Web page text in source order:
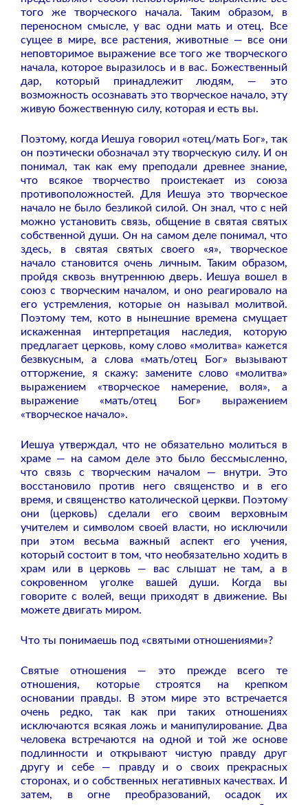
того же творческого начала. Таким образом, в
переносном смысле, у вас одни мать и отец. Все
сущее в мире, все растения, животные — все они
неповторимое выражение все того же творческого
начала, которое выразилось и в вас. Божественный
дар, который принадлежит людям, — это
возможность осознавать это творческое начало, эту
живую божественную силу, которая и есть вы.
Поэтому, когда Иешуа говорил «отец/мать Бог», так
он поэтически обозначал эту творческую силу. И он
понимал, так как ему преподали древнее знание,
что всякое творчество проистекает из союза
противоположностей. Для Иешуа это творческое
начало не было безликой силой. Он знал, что с ней
можно установить связь, общение в святая святых
собственной души. Он на самом деле понимал, что
здесь, в святая святых своего «я», творческое
начало становится очень личным. Таким образом,
пройдя сквозь внутреннюю дверь. Иешуа вошел в
союз с творческим началом, и оно реагировало на
его устремления, которые он называл молитвой.
Поэтому тем, кото в нынешние времена смущает
искаженная интерпретация наследия, которую
предлагает церковь, кому слово «молитва» кажется
безвкусным, а слова «мать/отец Бог» вызывают
отторжение, я скажу: замените слово «молитва»
выражением «творческое намерение, воля», а
выражение «мать/отец Бог» выражением
«творческое начало».
Иешуа утверждал, что не обязательно молиться в
храме — на самом деле это было бессмысленно,
что связь с творческим началом — внутри. Это
восстановило против него священство и в его
время, и священство католической церкви. Поэтому
они (церковь) сделали его своим верховным
учителем и символом своей власти, но исключили
при этом весьма важный аспект его учения,
который состоит в том, что необязательно ходить в
храм или в церковь — вас слышат не там, а в
сокровенном уголке вашей души. Когда вы
говорите с волей, вещи приходят в движение. Вы
можете двигать миром.
Что ты понимаешь под «святыми отношениями»?
Святые отношения — это прежде всего те
отношения, которые строятся на крепком
основании правды. В этом мире это встречается
очень редко, так как при таких отношениях
исключаются всякая ложь и манипулирование. Два
человека встречаются на одной и той же основе
подлинности и открывают чистую правду друг
другу и себе — правду и о своих прекрасных
сторонах, и о собственных негативных качествах. И
затем, в огне преобразований, осадок их